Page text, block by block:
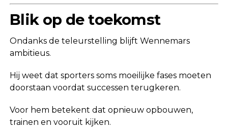
Blik op de toekomst
Ondanks de teleurstelling blijft Wennemars
ambitieus.
Hij weet dat sporters soms moeilijke fases moeten
doorstaan voordat successen terugkeren.
Voor hem betekent dat opnieuw opbouwen,
trainen en vooruit kijken.